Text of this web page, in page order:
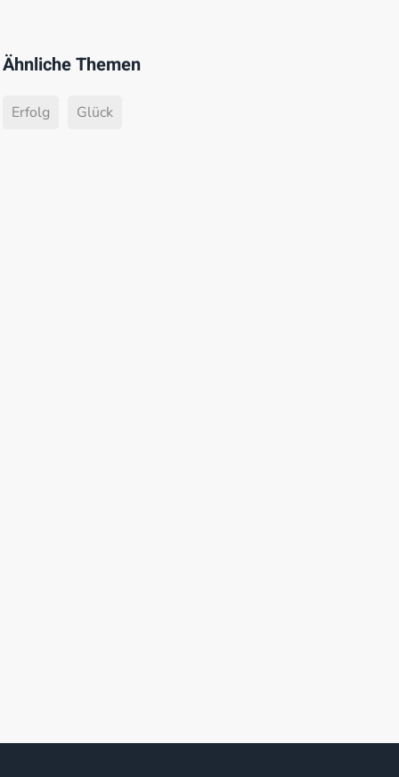
Ähnliche Themen
Erfolg Glück